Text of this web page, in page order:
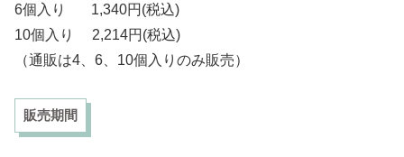
6個入り 1,340円(税込)
10個入り 2,214円(税込)
（通販は4、6、10個入りのみ販売）
販売期間